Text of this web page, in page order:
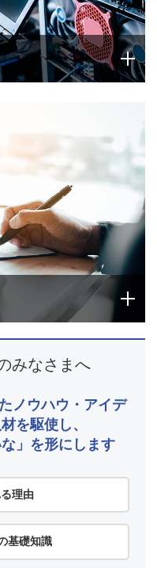
みなさまへ
ノウハウ・アイデ
を駆使し、
」を形にします
理由
基礎知識